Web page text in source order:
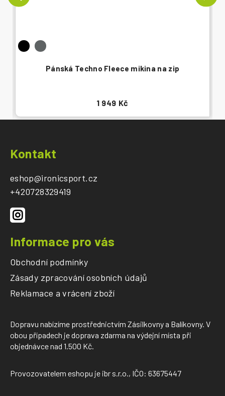
Pánská Techno Fleece mikina na zip
1 949 Kč
Kontakt
eshop@ironicsport.cz
+420728329419
Informace pro vás
Obchodní podmínky
Zásady zpracování osobních údajů
Reklamace a vrácení zboží
Dopravu nabízíme prostřednictvím Zásilkovny a Balíkovny. V
obou případech je doprava zdarma na výdejní místa při
objednávce nad 1.500 Kč.
Provozovatelem eshopu je ibr s.r.o., IČO: 63675447